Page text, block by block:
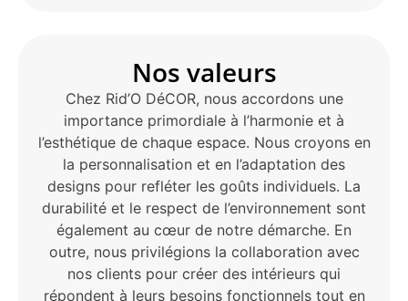
Nos valeurs
Chez Rid’O DéCOR, nous accordons une
importance primordiale à l’harmonie et à
l’esthétique de chaque espace. Nous croyons en
la personnalisation et en l’adaptation des
designs pour refléter les goûts individuels. La
durabilité et le respect de l’environnement sont
également au cœur de notre démarche. En
outre, nous privilégions la collaboration avec
nos clients pour créer des intérieurs qui
répondent à leurs besoins fonctionnels tout en